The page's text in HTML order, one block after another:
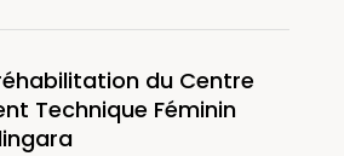
du Centre
Technique Féminin